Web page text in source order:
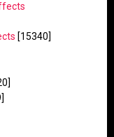
[15340]